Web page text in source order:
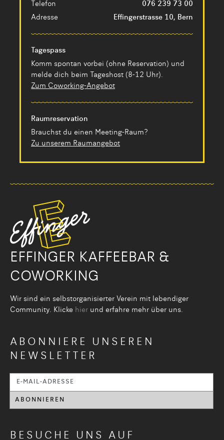
EFFINGER KAFFEEBAR &
COWORKING
Wir sind ein selbstorganisier­ter Verein mit lebendiger
Community. Klicke hier und erfahre mehr über uns.
ABONNIERE UNSEREN
NEWSLETTER
BESUCHE UNS AUF
Telefon
076 239 73 00
Adresse
Effingerstrasse 10, Bern
Tagespass
Komm spontan vorbei (ohne Reservation) und
melde dich beim Tageshost (8-12 Uhr).
Zum Coworking-Angebot
Raumreservation
Brauchst du einen Meeting-Raum?
Zu unserem Raumangebot